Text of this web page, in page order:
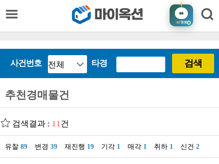
AI챗봇
사건번호 타경 검색
추천경매물건
검색결과 : 11건
유찰 89 변경 39 재진행 19 기각 1 매각 1 취하 1 신건 2